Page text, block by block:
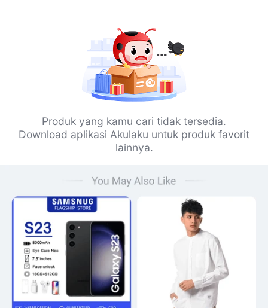
Produk yang kamu cari tidak tersedia.
Download aplikasi Akulaku untuk produk favorit
lainnya.